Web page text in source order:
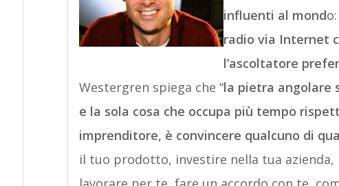
influenti al mondo:
radio via Internet
l’ascoltatore
Westergren spiega che “la pietra angolare
e la sola cosa che occupa più tempo
imprenditore, è convincere qualcuno di
il tuo prodotto, investire nella tua